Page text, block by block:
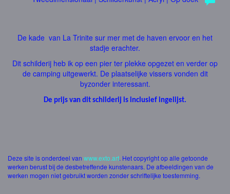
De kade van La Trinite sur mer met de haven ervoor en het
stadje erachter.
Dit schilderij heb ik op een pier ter plekke opgezet en verder op
de camping uitgewerkt. De plaatselijke vissers vonden dit
byzonder interessant.
De prijs van dit schilderij is inclusief ingelijst.
Deze site is onderdeel van www.exto.art. Het copyright op alle getoonde
werken berust bij de desbetreffende kunstenaars. De afbeeldingen van de
werken mogen niet gebruikt worden zonder schriftelijke toestemming.